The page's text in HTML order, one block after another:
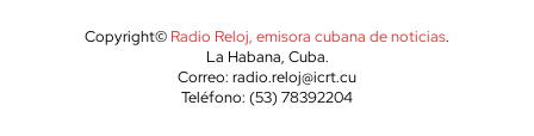
Copyright© Radio Reloj, emisora cubana de noticias.
La Habana, Cuba.
Correo: radio.reloj@icrt.cu
Teléfono: (53) 78392204